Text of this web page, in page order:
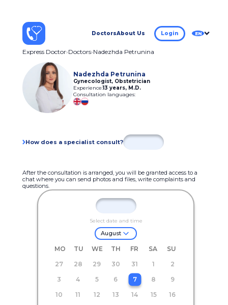
DoctorsAbout Us Login EN
Express Doctor Doctors Nadezhda Petrunina
Nadezhda Petrunina
Gynecologist, Obstetrician
Experience:13 years, M.D.
Consultation languages:
How does a specialist consult?
After the consultation is arranged, you will be granted access to a
chat where you can send photos and files, write complaints and
questions.
Select date and time
August
MO TU WE TH FR SA
SU
27
28 29 30 31 1
2
3
4 5 6 7 8
9
10
11 12 13 14 15
16